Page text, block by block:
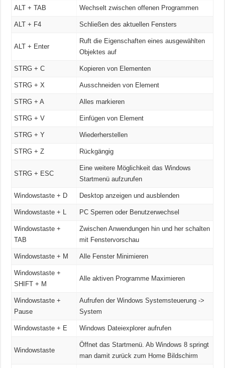
ALT + TAB Wechselt zwischen offenen Programmen
ALT + F4 Schließen des aktuellen Fensters
ALT + Enter
Ruft die Eigenschaften eines ausgewählten
Objektes auf
STRG + C Kopieren von Elementen
STRG + X Ausschneiden von Element
STRG + A Alles markieren
STRG + V Einfügen von Element
STRG + Y Wiederherstellen
STRG + Z Rückgängig
STRG + ESC
Eine weitere Möglichkeit das Windows
Startmenü aufzurufen
Windowstaste + D Desktop anzeigen und ausblenden
Windowstaste + L PC Sperren oder Benutzerwechsel
Windowstaste +
TAB
Zwischen Anwendungen hin und her schalten
mit Fenstervorschau
Windowstaste + M Alle Fenster Minimieren
Windowstaste +
SHIFT + M
Alle aktiven Programme Maximieren
Windowstaste +
Pause
Aufrufen der Windows Systemsteuerung ->
System
Windowstaste + E Windows Dateiexplorer aufrufen
Windowstaste
Öffnet das Startmenü. Ab Windows 8 springt
man damit zurück zum Home Bildschirm